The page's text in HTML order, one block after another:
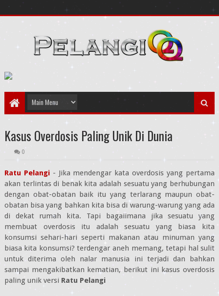
Kasus Overdosis Paling Unik Di Dunia
0
Ratu Pelangi- Jika mendengar kata overdosis yang pertama
akan terlintas di benak kita adalah sesuatu yang berhubungan
dengan obat-obatan baik itu yang terlarang maupun obat-
obatan bisa yang bahkan kita bisa di warung-warung yang ada
di dekat rumah kita. Tapi bagaiimana jika sesuatu yang
membuat overdosis itu adalah sesuatu yang biasa kita
konsumsi sehari-hari seperti makanan atau minuman yang
biasa kita konsumsi? terdengar aneh memang, tetapi hal sulit
untuk diterima oleh nalar manusia ini terjadi dan bahkan
sampai mengakibatkan kematian, berikut ini kasus overdosis
paling unik versi Ratu Pelangi